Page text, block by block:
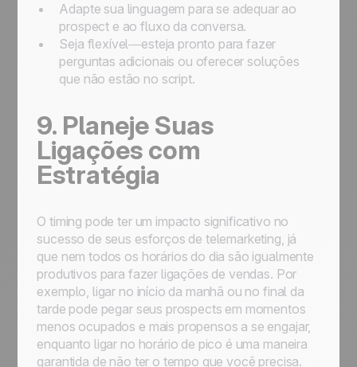
Adapte sua linguagem para se adequar ao
prospect e ao fluxo da conversa.
Seja flexível—esteja pronto para fazer
perguntas adicionais ou oferecer soluções
que não estão no script.
9. Planeje Suas
Ligações com
Estratégia
O timing pode ter um impacto significativo no
sucesso de seus esforços de telemarketing, já
que nem todos os horários do dia são igualmente
produtivos para fazer ligações de vendas. Por
exemplo, ligar no início da manhã ou no final da
tarde pode pegar seus prospects em momentos
menos ocupados e mais propensos a se engajar,
enquanto ligar no horário de pico é uma maneira
garantida de não ter o tempo que você precisa.